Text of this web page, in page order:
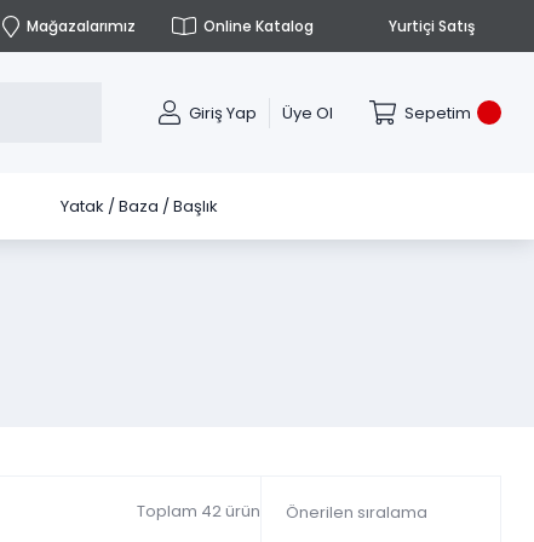
Mağazalarımız Online Katalog Yurtiçi Satış
Giriş Yap Üye Ol Sepetim
Yatak / Baza / Başlık
Toplam 42 ürün